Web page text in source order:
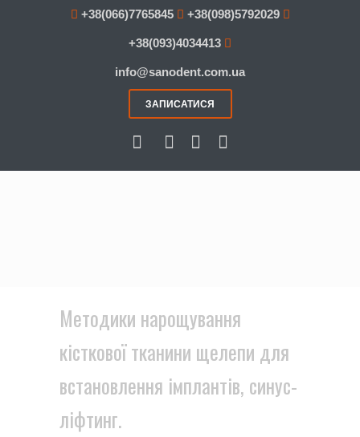
+38(066)7765845 +38(098)5792029
+38(093)4034413
info@sanodent.com.ua
ЗАПИСАТИСЯ
Методики нарощування
кісткової тканини щелепи для
встановлення імплантів, синус-
ліфтинг.